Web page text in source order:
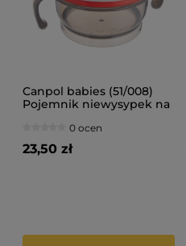
Canpol babies (51/008)
Pojemnik niewysypek na
0 ocen
23,50 zł